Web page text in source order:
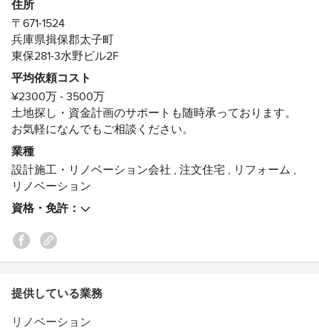
入れること
これがBinOの考える家づくりです。
【分譲地販売情報】
全6区画からなるBinOの街「LOCALVILLAGE相生」。
ご好評につき、残りあと2区画となりました。
・販売区画：C号地／スキップフロア”WAVE”
土地込み、家具付き、外構費込み、付帯工事
込み
税込￥35,500,000-
D号地／平屋＋αの家”LOAFER”
込み
住所
〒671-1524
兵庫県揖保郡太子町
東保281-3水野ビル2F
平均依頼コスト
¥2300万 - 3500万
土地探し・資金計画のサポートも随時承っております。
お気軽になんでもご相談ください。
業種
設計施工・リノベーション会社 , 注文住宅 , リフォーム ,
リノベーション
資格・免許：
提供している業務
リノベーション